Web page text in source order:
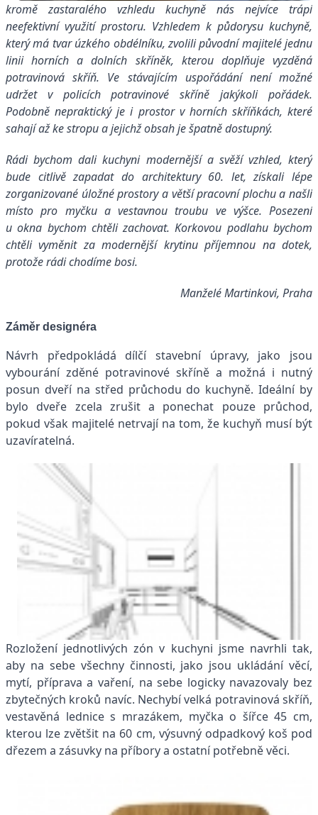
kromě zastaralého vzhledu kuchyně nás nejvíce trápí
neefektivní využití prostoru. Vzhledem k půdorysu kuchyně,
který má tvar úzkého obdélníku, zvolili původní majitelé jednu
linii horních a dolních skříněk, kterou doplňuje vyzděná
potravinová skříň. Ve stávajícím uspořádání není možné
udržet v policích potravinové skříně jakýkoli pořádek.
Podobně nepraktický je i prostor v horních skříňkách, které
sahají až ke stropu a jejichž obsah je špatně dostupný.
Rádi bychom dali kuchyni modernější a svěží vzhled, který
bude citlivě zapadat do architektury 60. let, získali lépe
zorganizované úložné prostory a větší pracovní plochu a našli
místo pro myčku a vestavnou troubu ve výšce. Posezení
u okna bychom chtěli zachovat. Korkovou podlahu bychom
chtěli vyměnit za modernější krytinu příjemnou na dotek,
protože rádi chodíme bosi.
Manželé Martinkovi, Praha
Záměr designéra
Návrh předpokládá dílčí stavební úpravy, jako jsou
vybourání zděné potravinové skříně a možná i nutný
posun dveří na střed průchodu do kuchyně. Ideální by
bylo dveře zcela zrušit a ponechat pouze průchod,
pokud však majitelé netrvají na tom, že kuchyň musí být
uzavíratelná.
Rozložení jednotlivých zón v kuchyni jsme navrhli tak,
aby na sebe všechny činnosti, jako jsou ukládání věcí,
mytí, příprava a vaření, na sebe logicky navazovaly bez
zbytečných kroků navíc. Nechybí velká potravinová skříň,
vestavěná lednice s mrazákem, myčka o šířce 45 cm,
kterou lze zvětšit na 60 cm, výsuvný odpadkový koš pod
dřezem a zásuvky na příbory a ostatní potřebně věci.